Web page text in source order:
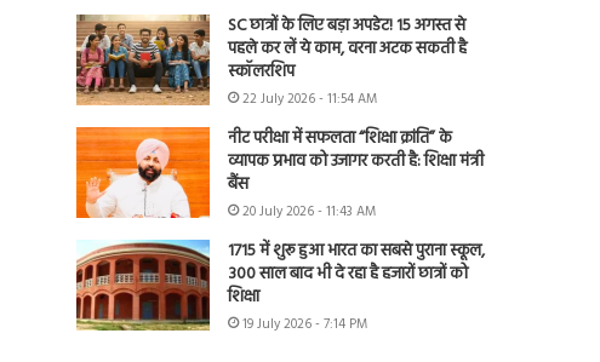
SC छात्रों के लिए बड़ा अपडेट! 15 अगस्त से
पहले कर लें ये काम, वरना अटक सकती है
स्कॉलरशिप
22 July 2026 - 11:54 AM
नीट परीक्षा में सफलता “शिक्षा क्रांति” के
व्यापक प्रभाव को उजागर करती है: शिक्षा मंत्री
बैंस
20 July 2026 - 11:43 AM
1715 में शुरू हुआ भारत का सबसे पुराना स्कूल,
300 साल बाद भी दे रहा है हजारों छात्रों को
शिक्षा
19 July 2026 - 7:14 PM